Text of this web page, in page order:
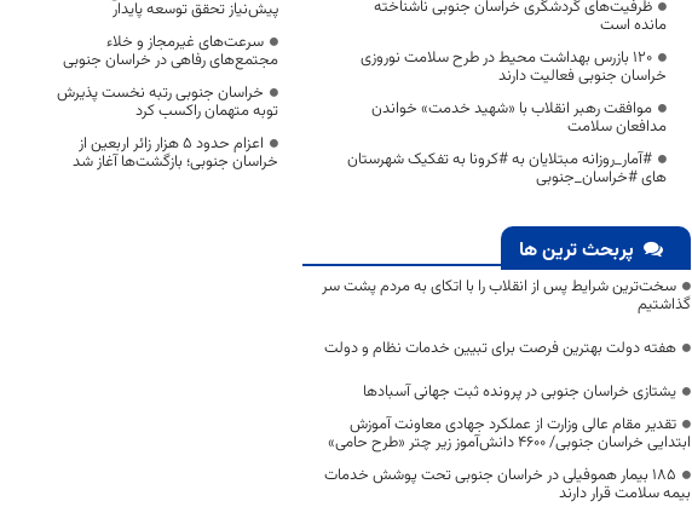
ظرفیت‌های گردشگری خراسان جنوبی ناشناخته
مانده است
۱۲۰ بازرس بهداشت محیط در طرح سلامت نوروزی
خراسان جنوبی فعالیت دارند
موافقت رهبر انقلاب با «شهید خدمت» خواندن
مدافعان سلامت
#آمار_روزانه مبتلایان به #کرونا به تفکیک شهرستان
های #خراسان_جنوبی
پربحث ترین ها
سخت‌ترین شرایط پس از انقلاب را با اتکای به مردم پشت سر
گذاشتیم
هفته دولت بهترین فرصت برای تبیین خدمات نظام و دولت
یشتازی خراسان جنوبی در پرونده ثبت جهانی آسبادها
تقدیر مقام عالی وزارت از عملکرد جهادی معاونت آموزش
ابتدایی خراسان جنوبی/ ۴۶۰۰ دانش‌آموز زیر چتر «طرح حامی»
۱۸۵ بیمار هموفیلی در خراسان جنوبی تحت پوشش خدمات
بیمه سلامت قرار دارند
پیش‌نیاز تحقق توسعه پایدار
سرعت‌های غیرمجاز و خلاء
مجتمع‌های رفاهی در خراسان جنوبی
خراسان جنوبی رتبه نخست پذیرش
توبه متهمان راکسب کرد
اعزام حدود 5 هزار زائر اربعین از
خراسان جنوبی؛ بازگشت‌ها آغاز شد